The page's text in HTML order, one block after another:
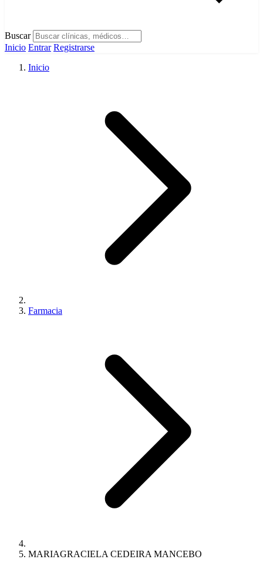
Buscar
Inicio Entrar Registrarse
Inicio
Farmacia
MARIAGRACIELA CEDEIRA MANCEBO